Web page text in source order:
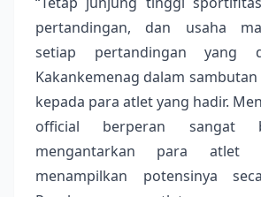
pertandingan, dan usaha
setiap pertandingan yang
Kakankemenag dalam
kepada para atlet yang hadir.
official berperan sangat
mengantarkan para atlet
menampilkan potensinya